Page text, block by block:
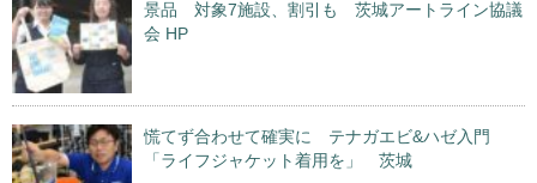
景品 対象7施設、割引も 茨城アートライン協議
会 HP
慌てず合わせて確実に テナガエビ&ハゼ入門
「ライフジャケット着用を」 茨城